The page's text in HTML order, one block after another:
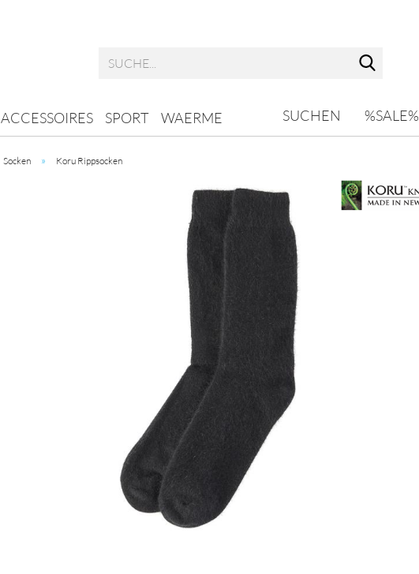
ACCESSOIRES SPORT WAERME SUCHEN %SALE%
Socken » Koru Rippsocken